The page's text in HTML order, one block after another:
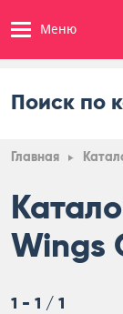
Меню
Поиск по
Главная
Wings
1 - 1 / 1